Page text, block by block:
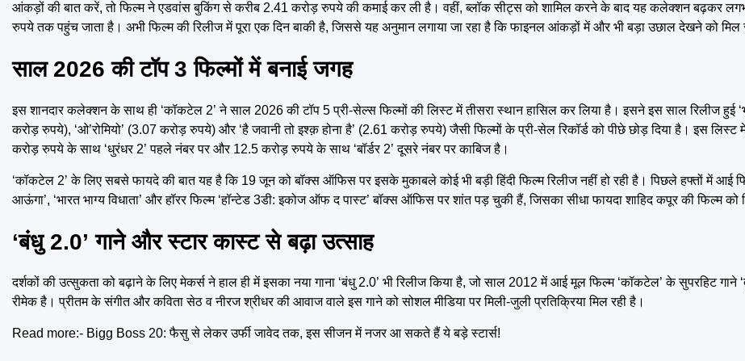
आंकड़ों की बात करें, तो फिल्म ने एडवांस बुकिंग से करीब 2.41 करोड़ रुपये की कमाई कर ली है। वहीं, ब्लॉक सीट्स को शामिल करने के बाद यह कलेक्शन बढ़कर
रुपये तक पहुंच जाता है। अभी फिल्म की रिलीज में पूरा एक दिन बाकी है, जिससे यह अनुमान लगाया जा रहा है कि फाइनल आंकड़ों में और भी बड़ा उछाल देखने को
साल 2026 की टॉप 3 फिल्मों में बनाई जगह
इस शानदार कलेक्शन के साथ ही ‘कॉकटेल 2’ ने साल 2026 की टॉप 5 प्री-सेल्स फिल्मों की लिस्ट में तीसरा स्थान हासिल कर लिया है। इसने इस साल रिलीज हुई
करोड़ रुपये), ‘ओ’रोमियो’ (3.07 करोड़ रुपये) और ‘है जवानी तो इश्क़ होना है’ (2.61 करोड़ रुपये) जैसी फिल्मों के प्री-सेल रिकॉर्ड को पीछे छोड़ दिया है। इस
करोड़ रुपये के साथ ‘धुरंधर 2’ पहले नंबर पर और 12.5 करोड़ रुपये के साथ ‘बॉर्डर 2’ दूसरे नंबर पर काबिज है।
‘कॉकटेल 2’ के लिए सबसे फायदे की बात यह है कि 19 जून को बॉक्स ऑफिस पर इसके मुकाबले कोई भी बड़ी हिंदी फिल्म रिलीज नहीं हो रही है। पिछले हफ्तों में आई
आऊंगा’, ‘भारत भाग्य विधाता’ और हॉरर फिल्म ‘हॉन्टेड 3डी: इकोज ऑफ द पास्ट’ बॉक्स ऑफिस पर शांत पड़ चुकी हैं, जिसका सीधा फायदा शाहिद कपूर की फिल्म को
‘बंधु 2.0’ गाने और स्टार कास्ट से बढ़ा उत्साह
दर्शकों की उत्सुकता को बढ़ाने के लिए मेकर्स ने हाल ही में इसका नया गाना ‘बंधु 2.0’ भी रिलीज किया है, जो साल 2012 में आई मूल फिल्म ‘कॉकटेल’ के सुपरहिट गाने
रीमेक है। प्रीतम के संगीत और कविता सेठ व नीरज श्रीधर की आवाज वाले इस गाने को सोशल मीडिया पर मिली-जुली प्रतिक्रिया मिल रही है।
Read more:- Bigg Boss 20: फैसु से लेकर उर्फी जावेद तक, इस सीजन में नजर आ सकते हैं ये बड़े स्टार्स!